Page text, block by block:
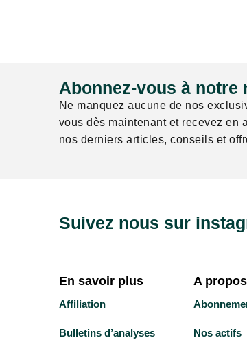
Abonnez-vous à notre
Ne manquez aucune de nos
vous dès maintenant et recevez en
nos derniers articles, conseils et
Suivez nous sur
En savoir plus
Affiliation
Bulletins d’analyses
A propos
Nos actifs